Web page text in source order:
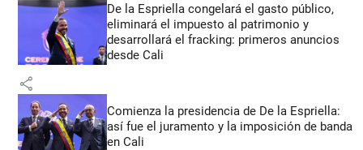
De la Espriella congelará el gasto público,
eliminará el impuesto al patrimonio y
desarrollará el fracking: primeros anuncios
desde Cali
share
Comienza la presidencia de De la Espriella:
así fue el juramento y la imposición de banda
en Cali